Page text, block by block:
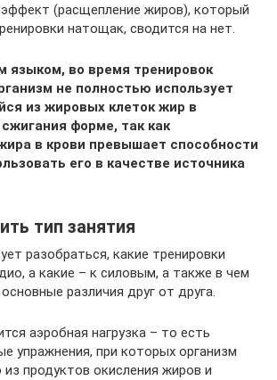
эффект (расщепление жиров), который
натощак, сводится на нет.
языком, во время тренировок
не полностью использует
из жировых клеток жир в
форме, так как
в крови превышает способности
его в качестве источника
тип занятия
разобраться, какие тренировки
а какие – к силовым, а также в чем
различия друг от друга.
аэробная нагрузка – то есть
упражнения, при которых организм
из продуктов окисления жиров и